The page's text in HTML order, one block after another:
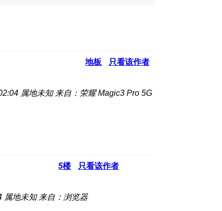
地板 只看该作者
属地未知 来自：荣耀 Magic3 Pro 5G
5楼 只看该作者
属地未知 来自：浏览器